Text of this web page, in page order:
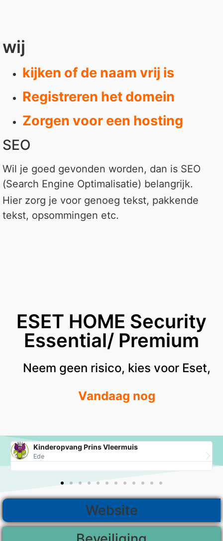
wij
kijken of de naam vrij is
Registreren het domein
Zorgen voor een hosting
SEO
Wil je goed gevonden worden, dan is SEO
(Search Engine Optimalisatie) belangrijk.
Hier zorg je voor genoeg tekst, pakkende
tekst, opsommingen etc.
ESET HOME Security
Essential/ Premium
Neem geen risico, kies voor Eset,
Vandaag nog
Kinderopvang Prins Vleermuis
Ede
Website